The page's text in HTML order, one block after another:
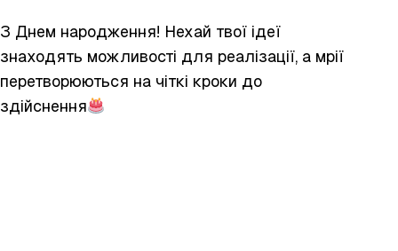
З Днем народження! Нехай твої ідеї
знаходять можливості для реалізації, а мрії
перетворюються на чіткі кроки до
здійснення